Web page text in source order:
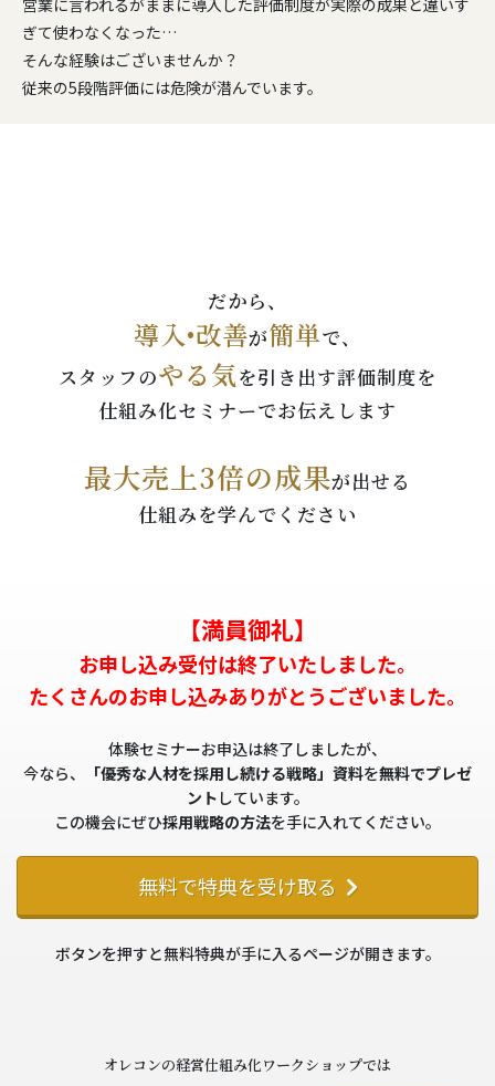
営業に言われるがままに導入した評価制度が実際の成果と違いす
ぎて使わなくなった…
そんな経験はございませんか？
従来の5段階評価には危険が潜んでいます。
だから、
導入•改善が簡単で、
スタッフのやる気を引き出す評価制度を
仕組み化セミナーでお伝えします
最大売上3倍の成果が出せる
仕組みを学んでください
【満員御礼】
お申し込み受付は終了いたしました。
たくさんのお申し込みありがとうございました。
体験セミナーお申込は終了しましたが、
今なら、
「優秀な人材を採用し続ける戦略」資料を無料でプレゼ
ント しています。
この機会にぜひ採用戦略の方法を手に入れてください。
無料で特典を受け取る
ボタンを押すと無料特典が手に入るページが開きます。
オレコンの経営仕組み化ワークショップでは